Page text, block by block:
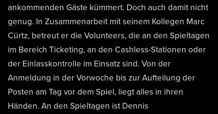
ankommenden Gäste kümmert. Doch auch damit nicht
genug. In Zusammenarbeit mit seinem Kollegen Marc
Cürtz, betreut er die Volunteers, die an den Spieltagen
im Bereich Ticketing, an den Cashless-Stationen oder
der Einlasskontrolle im Einsatz sind. Von der
Anmeldung in der Vorwoche bis zur Aufteilung der
Posten am Tag vor dem Spiel, liegt alles in ihren
Händen. An den Spieltagen ist Dennis